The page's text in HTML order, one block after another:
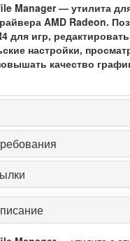
Manager — утилита
AMD Radeon.
для игр,
настройки,
качество